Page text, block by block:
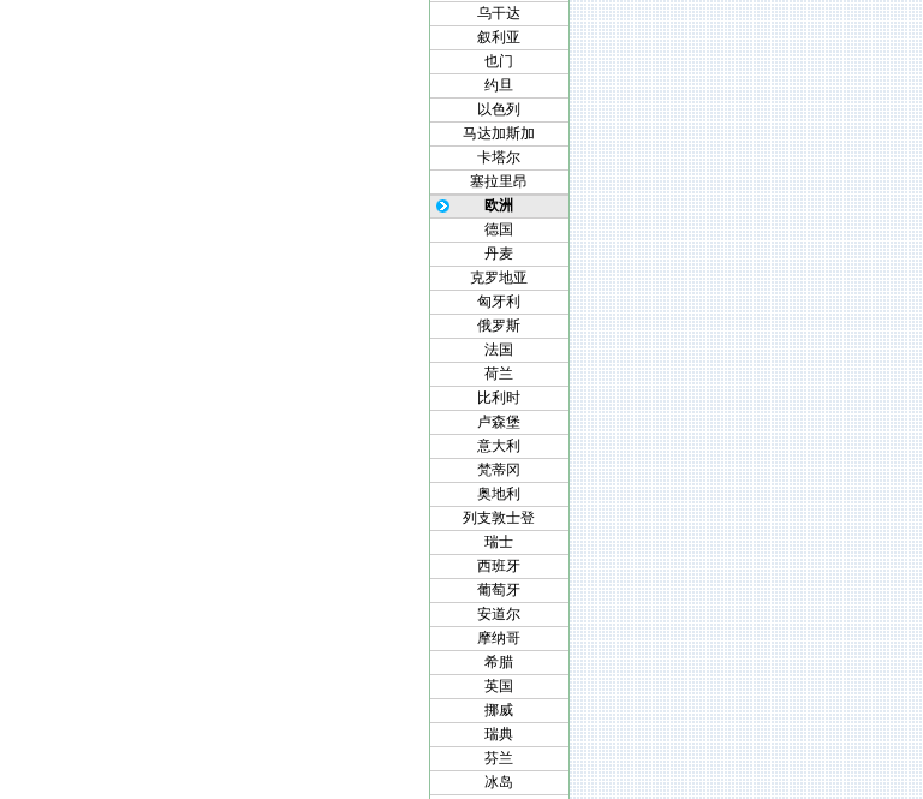
乌干达
叙利亚
也门
约旦
以色列
马达加斯加
卡塔尔
塞拉里昂
欧洲
德国
丹麦
克罗地亚
匈牙利
俄罗斯
法国
荷兰
比利时
卢森堡
意大利
梵蒂冈
奥地利
列支敦士登
瑞士
西班牙
葡萄牙
安道尔
摩纳哥
希腊
英国
挪威
瑞典
芬兰
冰岛